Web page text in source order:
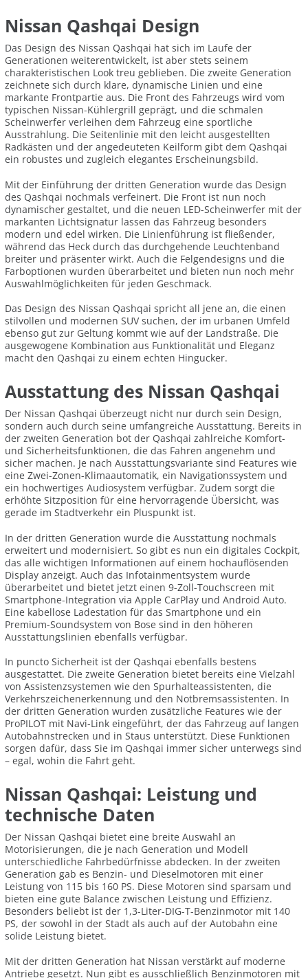
Nissan Qashqai Design
Das Design des Nissan Qashqai hat sich im Laufe der
Generationen weiterentwickelt, ist aber stets seinem
charakteristischen Look treu geblieben. Die zweite Generation
zeichnete sich durch klare, dynamische Linien und eine
markante Frontpartie aus. Die Front des Fahrzeugs wird vom
typischen Nissan-Kühlergrill geprägt, und die schmalen
Scheinwerfer verleihen dem Fahrzeug eine sportliche
Ausstrahlung. Die Seitenlinie mit den leicht ausgestellten
Radkästen und der angedeuteten Keilform gibt dem Qashqai
ein robustes und zugleich elegantes Erscheinungsbild.
Mit der Einführung der dritten Generation wurde das Design
des Qashqai nochmals verfeinert. Die Front ist nun noch
dynamischer gestaltet, und die neuen LED-Scheinwerfer mit der
markanten Lichtsignatur lassen das Fahrzeug besonders
modern und edel wirken. Die Linienführung ist fließender,
während das Heck durch das durchgehende Leuchtenband
breiter und präsenter wirkt. Auch die Felgendesigns und die
Farboptionen wurden überarbeitet und bieten nun noch mehr
Auswahlmöglichkeiten für jeden Geschmack.
Das Design des Nissan Qashqai spricht all jene an, die einen
stilvollen und modernen SUV suchen, der im urbanen Umfeld
ebenso gut zur Geltung kommt wie auf der Landstraße. Die
ausgewogene Kombination aus Funktionalität und Eleganz
macht den Qashqai zu einem echten Hingucker.
Ausstattung des Nissan Qashqai
Der Nissan Qashqai überzeugt nicht nur durch sein Design,
sondern auch durch seine umfangreiche Ausstattung. Bereits in
der zweiten Generation bot der Qashqai zahlreiche Komfort-
und Sicherheitsfunktionen, die das Fahren angenehm und
sicher machen. Je nach Ausstattungsvariante sind Features wie
eine Zwei-Zonen-Klimaautomatik, ein Navigationssystem und
ein hochwertiges Audiosystem verfügbar. Zudem sorgt die
erhöhte Sitzposition für eine hervorragende Übersicht, was
gerade im Stadtverkehr ein Pluspunkt ist.
In der dritten Generation wurde die Ausstattung nochmals
erweitert und modernisiert. So gibt es nun ein digitales Cockpit,
das alle wichtigen Informationen auf einem hochauflösenden
Display anzeigt. Auch das Infotainmentsystem wurde
überarbeitet und bietet jetzt einen 9-Zoll-Touchscreen mit
Smartphone-Integration via Apple CarPlay und Android Auto.
Eine kabellose Ladestation für das Smartphone und ein
Premium-Soundsystem von Bose sind in den höheren
Ausstattungslinien ebenfalls verfügbar.
In puncto Sicherheit ist der Qashqai ebenfalls bestens
ausgestattet. Die zweite Generation bietet bereits eine Vielzahl
von Assistenzsystemen wie den Spurhalteassistenten, die
Verkehrszeichenerkennung und den Notbremsassistenten. In
der dritten Generation wurden zusätzliche Features wie der
ProPILOT mit Navi-Link eingeführt, der das Fahrzeug auf langen
Autobahnstrecken und in Staus unterstützt. Diese Funktionen
sorgen dafür, dass Sie im Qashqai immer sicher unterwegs sind
– egal, wohin die Fahrt geht.
Nissan Qashqai: Leistung und
technische Daten
Der Nissan Qashqai bietet eine breite Auswahl an
Motorisierungen, die je nach Generation und Modell
unterschiedliche Fahrbedürfnisse abdecken. In der zweiten
Generation gab es Benzin- und Dieselmotoren mit einer
Leistung von 115 bis 160 PS. Diese Motoren sind sparsam und
bieten eine gute Balance zwischen Leistung und Effizienz.
Besonders beliebt ist der 1,3-Liter-DIG-T-Benzinmotor mit 140
PS, der sowohl in der Stadt als auch auf der Autobahn eine
solide Leistung bietet.
Mit der dritten Generation hat Nissan verstärkt auf moderne
Antriebe gesetzt. Nun gibt es ausschließlich Benzinmotoren mit